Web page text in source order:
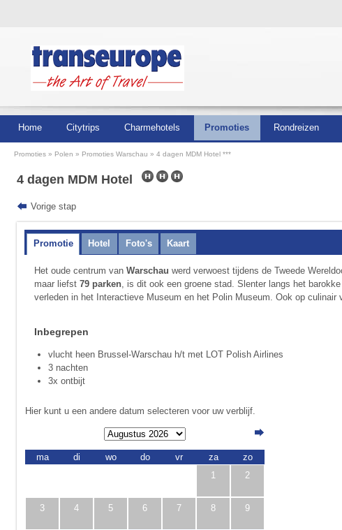
Home Citytrips Charmehotels Promoties Rondreizen
Promoties Polen Promoties Warschau 4 dagen MDM Hotel ***
4 dagen MDM Hotel
Vorige stap
Promotie Hotel Foto's Kaart
Het oude centrum van Warschau werd verwoest tijdens de Tweede
maar liefst79 parken , is dit ook een groene stad. Slenter langs het barokke
verleden in het Interactieve Museum en het Polin Museum. Ook op culinair
Inbegrepen
vlucht heen Brussel-Warschau h/t met LOT Polish Airlines
3 nachten
3x ontbijt
Hier kunt u een andere datum selecteren voor uw verblijf.
ma di wo do vr za
zo
1
2
3 4 5 6 7 8 9